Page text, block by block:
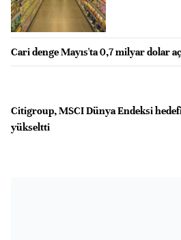
Cari denge Mayıs'ta 0,7 milyar dolar
Citigroup, MSCI Dünya Endeksi
yükseltti